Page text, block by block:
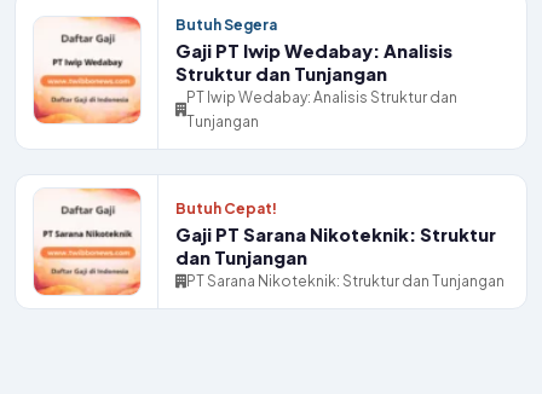
Butuh Segera
Gaji PT Iwip Wedabay: Analisis
Struktur dan Tunjangan
PT Iwip Wedabay: Analisis Struktur dan
Tunjangan
Butuh Cepat!
Gaji PT Sarana Nikoteknik: Struktur
dan Tunjangan
PT Sarana Nikoteknik: Struktur dan Tunjangan